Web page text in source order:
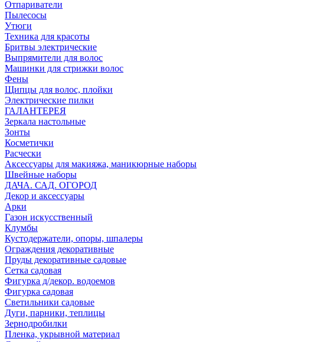
Отпариватели
Пылесосы
Утюги
Техника для красоты
Бритвы электрические
Выпрямители для волос
Машинки для стрижки волос
Фены
Щипцы для волос, плойки
Электрические пилки
ГАЛАНТЕРЕЯ
Зеркала настольные
Зонты
Косметички
Расчески
Аксессуары для макияжа, маникюрные наборы
Швейные наборы
ДАЧА. САД. ОГОРОД
Декор и аксессуары
Арки
Газон искусственный
Клумбы
Кустодержатели, опоры, шпалеры
Ограждения декоративные
Пруды декоративные садовые
Сетка садовая
Фигурка д/декор. водоемов
Фигурка садовая
Светильники садовые
Дуги, парники, теплицы
Зернодробилки
Пленка, укрывной материал